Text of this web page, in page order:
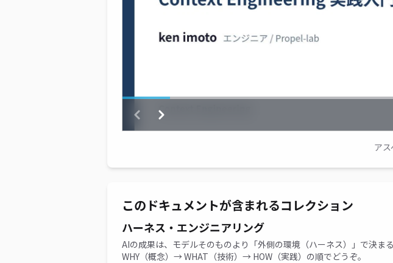
ア
このドキュメントが含まれるコレクション
ハーネス・エンジニアリング
AIの成果は、モデルそのものより「外側の環境（ハーネス）」で決ま
WHY（概念）→ WHAT（技術）→ HOW（実践）の順でどうぞ。